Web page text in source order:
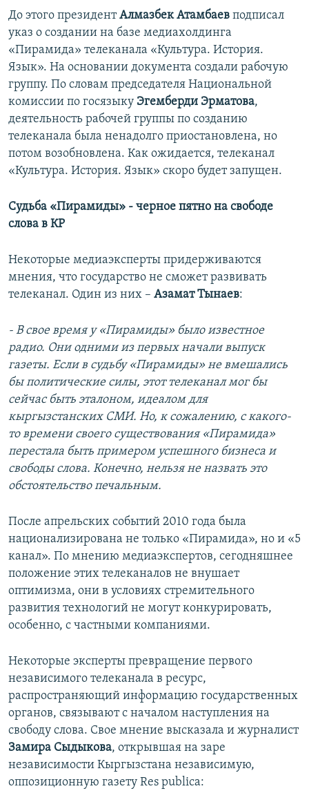
До этого президентАлмазбек Атамбаев подписал
указ о создании на базе медиахолдинга
«Пирамида» телеканала «Культура. История.
Язык». На основании документа создали рабочую
группу. По словам председателя Национальной
комиссии по госязыку Эгемберди Эрматова,
деятельность рабочей группы по созданию
телеканала была ненадолго приостановлена, но
потом возобновлена. Как ожидается, телеканал
«Культура. История. Язык» скоро будет запущен.
Судьба «Пирамиды» - черное пятно на свободе
слова в КР
Некоторые медиаэксперты придерживаются
мнения, что государство не сможет развивать
телеканал. Один из них – Азамат Тынаев:
- В свое время у «Пирамиды» было известное
радио. Они одними из первых начали выпуск
газеты. Если в судьбу «Пирамиды» не вмешались
бы политические силы, этот телеканал мог бы
сейчас быть эталоном, идеалом для
кыргызстанских СМИ. Но, к сожалению, с какого-
то времени своего существования «Пирамида»
перестала быть примером успешного бизнеса и
свободы слова. Конечно, нельзя не назвать это
обстоятельство печальным.
После апрельских событий 2010 года была
национализирована не только «Пирамида», но и «5
канал». По мнению медиаэкспертов, сегодняшнее
положение этих телеканалов не внушает
оптимизма, они в условиях стремительного
развития технологий не могут конкурировать,
особенно, с частными компаниями.
Некоторые эксперты превращение первого
независимого телеканала в ресурс,
распространяющий информацию государственных
органов, связывают с началом наступления на
свободу слова. Свое мнение высказала и журналист
Замира Сыдыкова, открывшая на заре
независимости Кыргызстана независимую,
оппозиционную газету Res publica: